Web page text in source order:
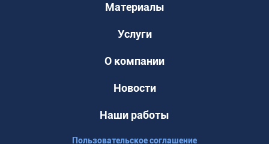
Материалы
Услуги
О компании
Новости
Наши работы
Пользовательское соглашение